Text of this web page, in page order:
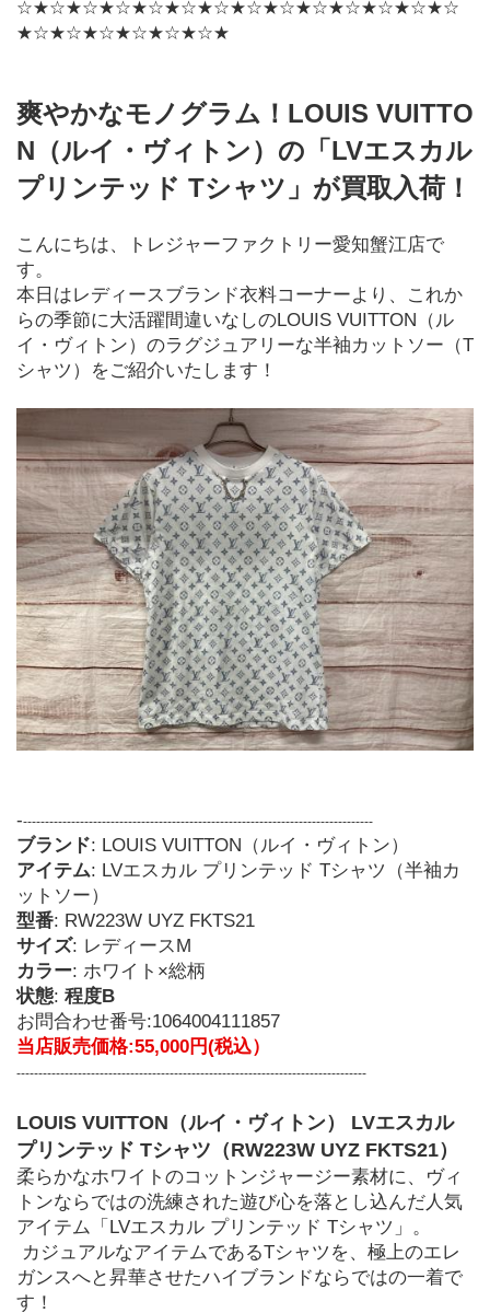
☆★☆★☆★☆★☆★☆★☆★☆★☆★☆★☆★☆★☆★☆
★☆★☆★☆★☆★☆★☆★
爽やかなモノグラム！LOUIS VUITTO
N（ルイ・ヴィトン）の「LVエスカル
プリンテッド Tシャツ」が買取入荷！
こんにちは、トレジャーファクトリー愛知蟹江店で
す。
本日はレディースブランド衣料コーナーより、これか
らの季節に大活躍間違いなしのLOUIS VUITTON（ル
イ・ヴィトン）のラグジュアリーな半袖カットソー（T
シャツ）をご紹介いたします！
---------------------------------------------------------------------------------
ブランド: LOUIS VUITTON（ルイ・ヴィトン）
アイテム: LVエスカル プリンテッド Tシャツ（半袖カ
ットソー）
型番: RW223W UYZ FKTS21
サイズ: レディースM
カラー: ホワイト×総柄
状態: 程度B
お問合わせ番号:1064004111857
当店販売価格:55,000円(税込）
--------------------------------------------------------------------------------
LOUIS VUITTON（ルイ・ヴィトン） LVエスカル
プリンテッド Tシャツ（RW223W UYZ FKTS21）
柔らかなホワイトのコットンジャージー素材に、ヴィ
トンならではの洗練された遊び心を落とし込んだ人気
アイテム「LVエスカル プリンテッド Tシャツ」。
ガンスへと昇華させたハイブランドならではの一着で
す！